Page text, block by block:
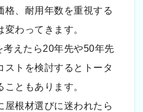
格、耐用年数を重視する
わってきます。
考えたら20年先や50年先
ストを検討するとトータ
こともあります。
屋根材選びに迷われたら